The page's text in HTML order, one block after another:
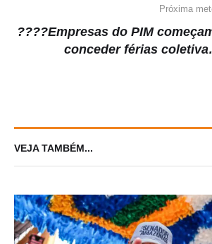
Próxima
????Empresas do PIM
conceder férias coletivas
VEJA TAMBÉM...